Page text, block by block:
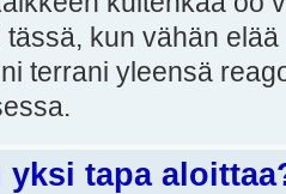
kun vähän
terrani yleensä
yksi tapa